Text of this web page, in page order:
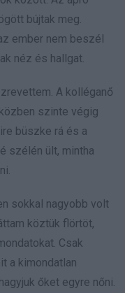
bújtak meg.
ember nem beszél
néz és hallgat.
A kolléganő
szinte végig
büszke rá és a
szélén ült, mintha
sokkal nagyobb volt
köztük flörtöt,
Csak
a kimondatlan
őket egyre nőni.